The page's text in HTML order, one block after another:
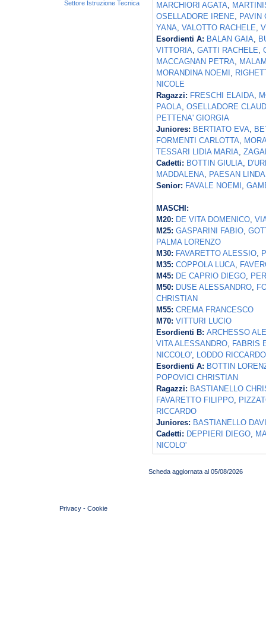
MARCHIORI AGATA,
OSELLADORE IRENE, PAVIN
YANA, VALOTTO RACHELE,
Esordienti A: BALAN GAIA,
VITTORIA, GATTI RACHELE,
MACCAGNAN PETRA,
MORANDINA NOEMI ,
NICOLE
Ragazzi: FRESCHI ELAIDA,
PAOLA, OSELLADORE
PETTENA' GIORGIA
Juniores: BERTIATO EVA,
FORMENTI CARLOTTA,
TESSARI LIDIA MARIA,
Cadetti: BOTTIN GIULIA,
MADDALENA, PAESAN LINDA
Senior: FAVALE NOEMI ,
MASCHI:
M20: DE VITA DOMENICO,
M25: GASPARINI FABIO,
PALMA LORENZO
M30: FAVARETTO ALESSIO,
M35: COPPOLA LUCA,
M45: DE CAPRIO DIEGO,
M50: DUSE ALESSANDRO,
CHRISTIAN
M55: CREMA FRANCESCO
M70: VITTURI LUCIO
Esordienti B: ARCHESSO
VITA ALESSANDRO, FABRIS
NICCOLO', LODDO RICCARDO
Esordienti A: BOTTIN
POPOVICI CHRISTIAN
Ragazzi: BASTIANELLO
FAVARETTO FILIPPO,
RICCARDO
Juniores: BASTIANELLO
Cadetti: DEPPIERI DIEGO,
NICOLO'
Scheda aggiornata al 05/08/2026
Privacy - Cookie